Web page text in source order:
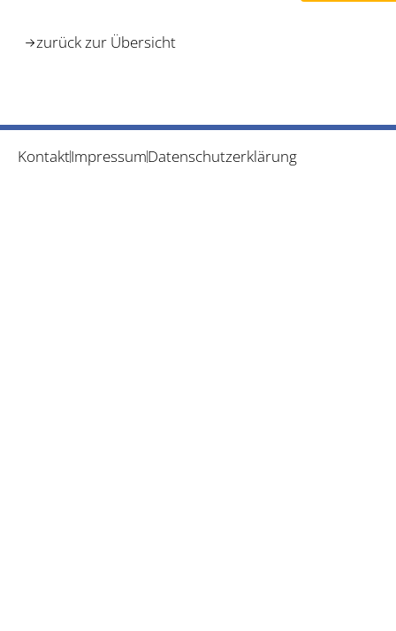
zurück zur Übersicht
KontaktImpressumDatenschutzerklärung